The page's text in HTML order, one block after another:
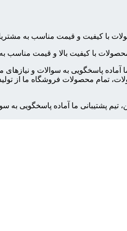
با کیفیت و قیمت مناسب به
محصولات با کیفیت بالا و قیمت
آماده پاسخگویی به سوالات و
تمام محصولات فروشگاه ما از
پشتیبانی ما آماده پاسخگویی به